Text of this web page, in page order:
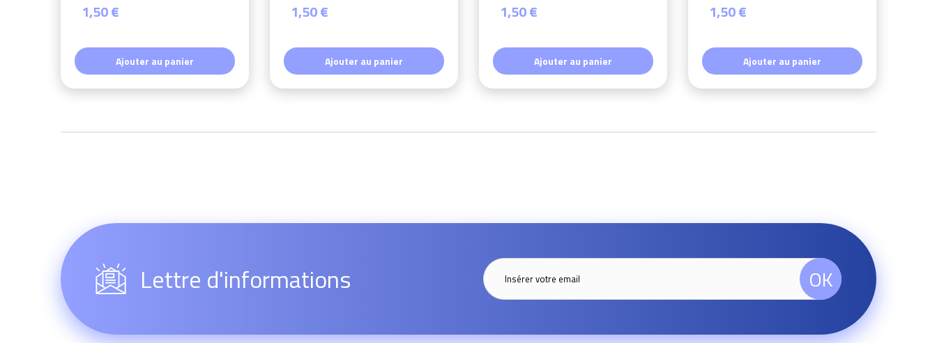
1,50 €
Ajouter au panier
1,50 €
Ajouter au panier
1,50 €
Ajouter au panier
1,50 €
Ajouter au panier
Lettre d'informations OK